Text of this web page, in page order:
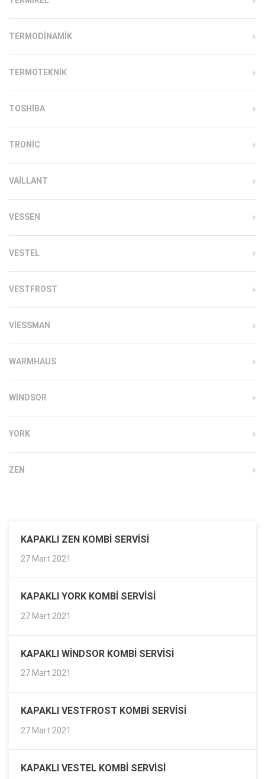
TERMODINAMIK
TERMOTEKNIK
TOSHIBA
TRONIC
VAILLANT
VESSEN
VESTEL
VESTFROST
VIESSMAN
WARMHAUS
WINDSOR
YORK
ZEN
KAPAKLI ZEN KOMBI SERVISI
27 Mart 2021
KAPAKLI YORK KOMBI SERVISI
27 Mart 2021
KAPAKLI WINDSOR KOMBI SERVISI
27 Mart 2021
KAPAKLI VESTFROST KOMBI SERVISI
27 Mart 2021
KAPAKLI VESTEL KOMBI SERVISI